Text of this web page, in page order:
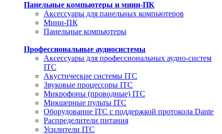
Панельные компьютеры и мини-ПК
Аксессуары для панельных компьютеров
Мини-ПК
Панельные компьютеры
Профессиональные аудиосистемы
Аксессуары для профессиональных аудио-систем
ITC
Акустические системы ITC
Звуковые процессоры ITC
Микрофоны (проводные) ITC
Микшерные пульты ITC
Оборудование ITC с поддержкой протокола Dante
Распределители питания
Усилители ITC